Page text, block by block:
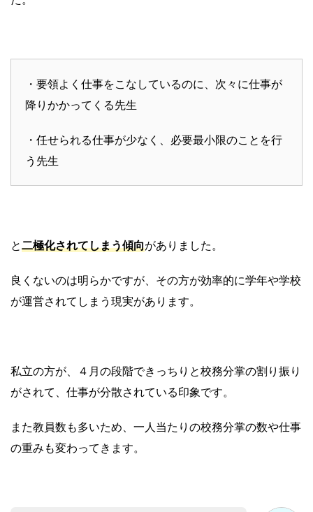
・要領よく仕事をこなしているのに、次々に仕事が
降りかかってくる先生
・任せられる仕事が少なく、必要最小限のことを行
う先生
と二極化されてしまう傾向がありました。
良くないのは明らかですが、その方が効率的に学年や学校
が運営されてしまう現実があります。
私立の方が、４月の段階できっちりと校務分掌の割り振り
がされて、仕事が分散されている印象です。
また教員数も多いため、一人当たりの校務分掌の数や仕事
の重みも変わってきます。